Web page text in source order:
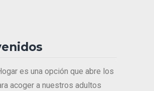
es una opción que abre los
acoger a nuestros adultos